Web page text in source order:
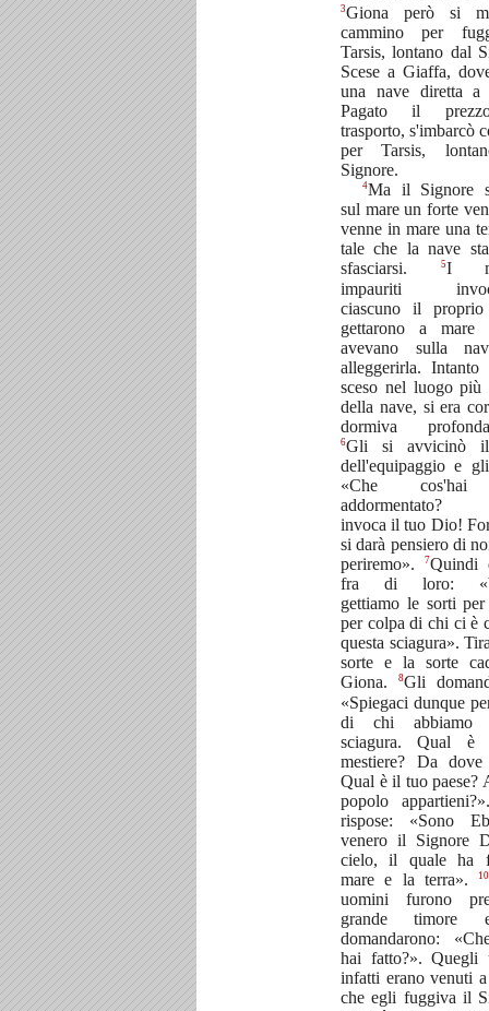
3Giona però si
cammino per
Tarsis, lontano dal
Scese a Giaffa,
una nave diretta a
Pagato il
trasporto, s'imbarcò
per Tarsis,
Signore.
4Ma il Signore
sul mare un forte
venne in mare una
tale che la nave
sfasciarsi.
5I
impauriti
ciascuno il
gettarono a mare
avevano sulla
alleggerirla. Intanto
sceso nel luogo più
della nave, si era
dormiva
6Gli si avvicinò
dell'equipaggio e
«Che cos'hai
addormentato?
invoca il tuo Dio!
si darà pensiero di
periremo».
7Quindi
fra di loro:
gettiamo le sorti per
per colpa di chi ci è
questa sciagura».
sorte e la sorte
Giona.
8Gli
«Spiegaci dunque
di chi abbiamo
sciagura. Qual
mestiere? Da
Qual è il tuo paese?
popolo
rispose: «Sono
venero il Signore
cielo, il quale ha
mare e la terra».
10
uomini furono
grande
domandarono:
hai fatto?». Quegli
infatti erano venuti a
che egli fuggiva il